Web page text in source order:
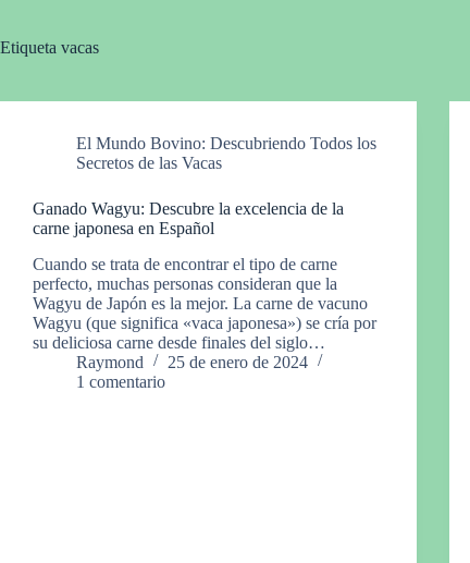
Etiqueta vacas
El Mundo Bovino: Descubriendo Todos los
Secretos de las Vacas
Ganado Wagyu: Descubre la excelencia de la
carne japonesa en Español
Cuando se trata de encontrar el tipo de carne
perfecto, muchas personas consideran que la
Wagyu de Japón es la mejor. La carne de vacuno
Wagyu (que significa «vaca japonesa») se cría por
su deliciosa carne desde finales del siglo…
Raymond
25 de enero de 2024
1 comentario